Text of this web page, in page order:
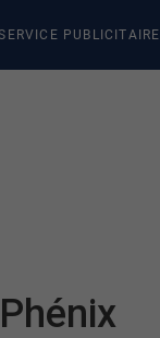
PUBLICITAIRE